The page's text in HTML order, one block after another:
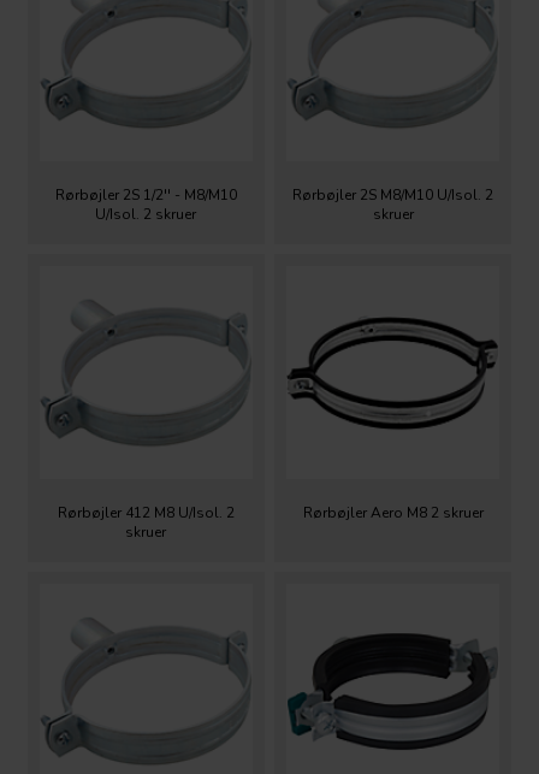
Rørbøjler 2S 1/2'' - M8/M10
U/Isol. 2 skruer
Rørbøjler 2S M8/M10 U/Isol. 2
skruer
Rørbøjler 412 M8 U/Isol. 2
skruer
Rørbøjler Aero M8 2 skruer